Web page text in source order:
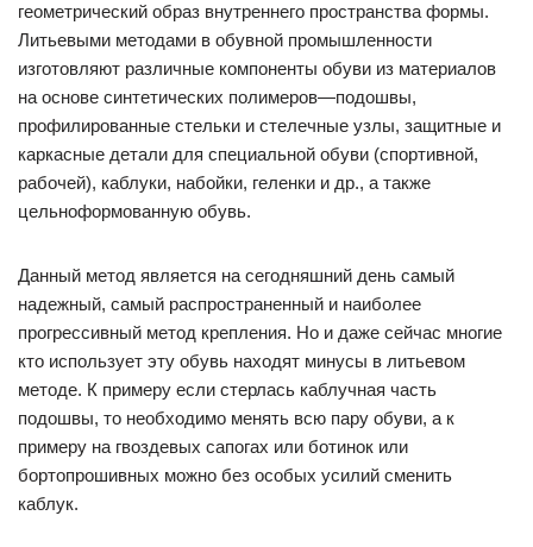
геометрический образ внутреннего пространства формы.
Литьевыми методами в обувной промышленности
изготовляют различные компоненты обуви из материалов
на основе синтетических полимеров—подошвы,
профилированные стельки и стелечные узлы, защитные и
каркасные детали для специальной обуви (спортивной,
рабочей), каблуки, набойки, геленки и др., а также
цельноформованную обувь.
Данный метод является на сегодняшний день самый
надежный, самый распространенный и наиболее
прогрессивный метод крепления. Но и даже сейчас многие
кто использует эту обувь находят минусы в литьевом
методе. К примеру если стерлась каблучная часть
подошвы, то необходимо менять всю пару обуви, а к
примеру на гвоздевых сапогах или ботинок или
бортопрошивных можно без особых усилий сменить
каблук.